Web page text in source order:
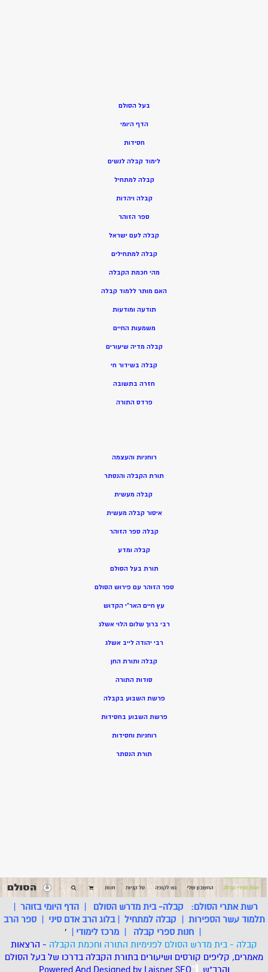
בעל הסולם
הדף היומי
חסידות
לימוד קבלה לנשים
קבלה למתחיל
קבלה ויהדות
ספר הזוהר
קבלה לעם ישראל
קבלה למתחילים
מהי חכמת הקבלה
האם מותר ללמוד קבלה
תודעה ומודעות
משמעות החיים
קבלה מדיה שיעורים
קבלה בשידור חי
חזרה בתשובה
פרדס התורה
רוחניות והעצמה
תורת הקבלה והנסתר
קבלה מעשית
איסור קבלה מעשית
קבלה ספר הזוהר
קבלה ומדע
תורת בעל הסולם
ספר הזוהר עם פירוש הסולם
עץ חיים האר”י הקדוש
רבי ברוך שלום הלוי אשלג
רבי יהודה לייב אשלג
קבלה ותורת החן
סודות התורה
פרשת השבוע בקבלה
פרשת השבוע בחסידות
רוחניות וחסידות
תורת הנסתר
רשת אתרי הסולם: קבלה- בית מדרש הסולם |הדף היומי בזוהר |
תלמוד עשר הספירות | קבלה למתחיל |בלוג הרב אדם סיני |ספר הרב
| חנות ספרי קבלה | מרכז לימודי |
'
קבלה - בית מדרש הסולם לפנימיות התורה וחכמת הקבלה - הרצאות
מאמרים, קליפים קורסים ושיעורים בתורת הקבלה בדרכו של בעל הסולם
והרב"ש.
*
Powered And Designed by LaisnerSEO